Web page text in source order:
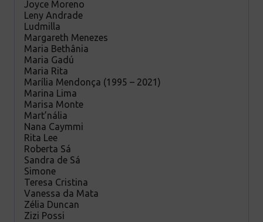
Joyce Moreno
Leny Andrade
Ludmilla
Margareth Menezes
Maria Bethânia
Maria Gadú
Maria Rita
Marília Mendonça (1995 – 2021)
Marina Lima
Marisa Monte
Mart’nália
Nana Caymmi
Rita Lee
Roberta Sá
Sandra de Sá
Simone
Teresa Cristina
Vanessa da Mata
Zélia Duncan
Zizi Possi